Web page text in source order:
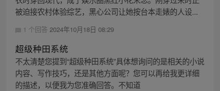
被迫接农村体验综艺，黑心公司让她按台本走婊的人设...
1 个回答 2024年10月18日 08:29
超级种田系统
不太清楚您提到“超级种田系统”具体想询问的是相关的小说
内容、写作技巧，还是其他方面呢？您可以再给我更详细
的描述，以便我为您准确回答。不知道